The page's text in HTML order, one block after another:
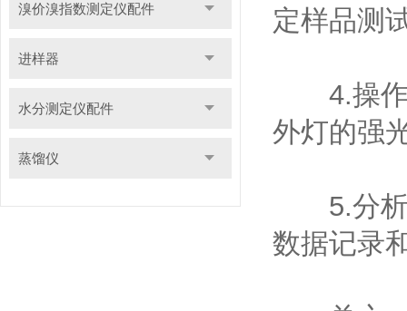
溴价溴指数测定仪配件
进样器
水分测定仪配件
蒸馏仪
定样品测
4.操作
外灯的强
5.分析
数据记录